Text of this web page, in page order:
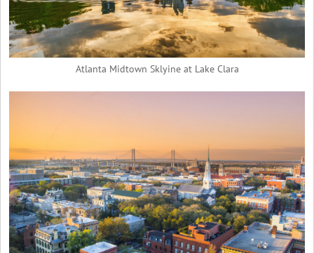
Atlanta Midtown Sklyine at Lake Clara